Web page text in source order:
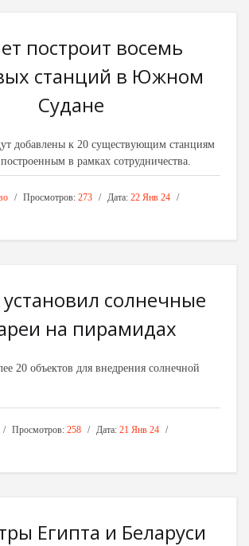
построит восемь
станций в Южном
Судане
добавлены к 20 существующим станциям
в рамках сотрудничества.
Просмотров: 273 Дата: 22 Янв 24
установил солнечные
на пирамидах
20 объектов для внедрения солнечной
Просмотров: 258 Дата: 21 Янв 24
Египта и Беларуси